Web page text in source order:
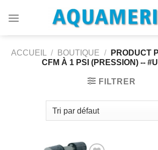
ACCUEIL / BOUTIQUE / PRODUCT
CFM À 1 PSI (PRESSION) --
FILTRER